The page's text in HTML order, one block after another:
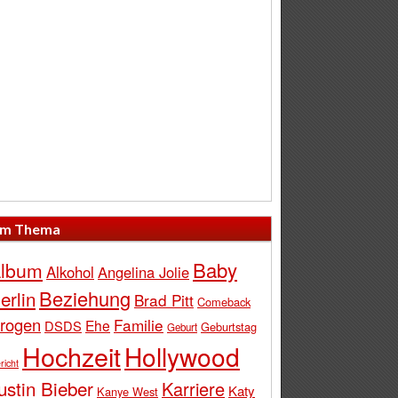
Thema
Alkohol Angelina Jolie Baby
Beziehung Brad Pitt Comeback
DSDS Ehe Familie Geburt Geburtstag
HochzeitHollywood
Bieber Kanye West Karriere Katy